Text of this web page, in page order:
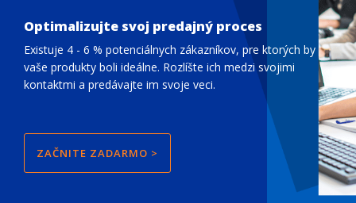
Optimalizujte svoj predajný proces
Existuje 4 - 6 % potenciálnych zákazníkov, pre ktorých by
vaše produkty boli ideálne. Rozlíšte ich medzi svojimi
kontaktmi a predávajte im svoje veci.
ZAČNITE ZADARMO >